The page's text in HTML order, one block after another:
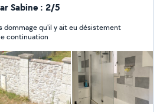
Sabine : 2/5
dommage qu'il y ait eu désistement
continuation